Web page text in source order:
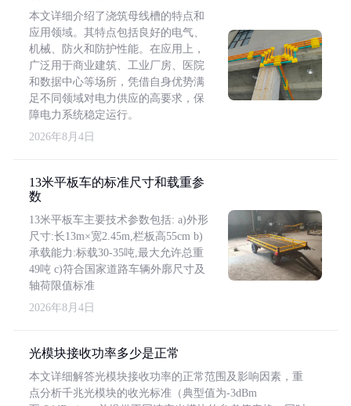
本文详细介绍了浇筑母线槽的特点和
应用领域。其特点包括良好的电气、
机械、防火和防护性能。在应用上，
广泛用于商业建筑、工业厂房、医院
和数据中心等场所，凭借自身优势满
足不同领域对电力供应的高要求，保
障电力系统稳定运行。
2026年8月4日
13米平板车的标准尺寸和载重参
数
13米平板车主要技术参数包括: a)外形
尺寸:长13m×宽2.45m,栏板高55cm b)
承载能力:标载30-35吨,最大允许总重
49吨 c)符合国家道路车辆外廓尺寸及
轴荷限值标准
2026年8月4日
光模块接收功率多少是正常
本文详细解答光模块接收功率的正常范围及影响因素，重
点分析千兆光模块的收光标准（典型值为-3dBm